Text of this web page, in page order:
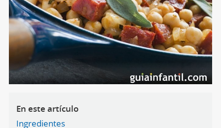
En este artículo
Ingredientes